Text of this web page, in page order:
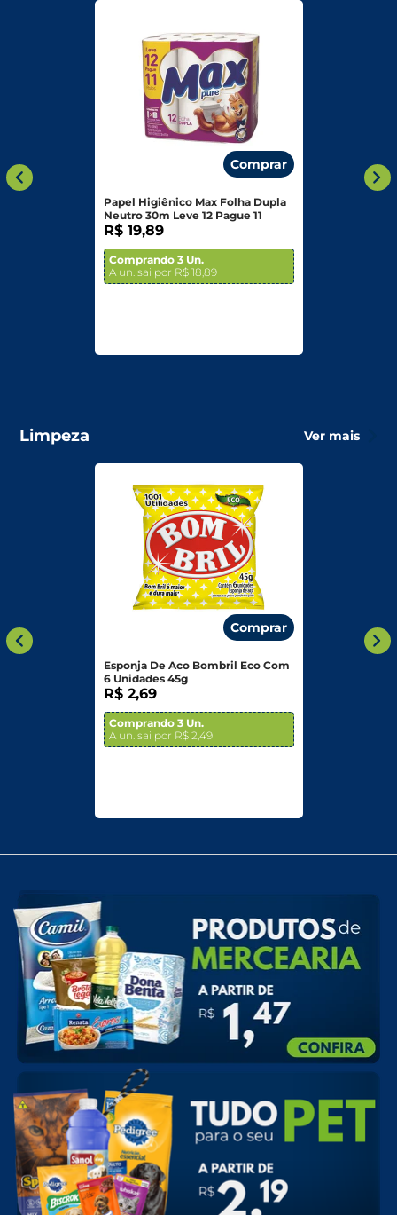
Comprar
Papel Higiênico Max Folha Dupla
Neutro 30m Leve 12 Pague 11
R$ 19,89
Comprando 3 Un.
A un. sai por R$ 18,89
Limpeza Ver mais
Comprar
Esponja De Aco Bombril Eco Com
6 Unidades 45g
R$ 2,69
Comprando 3 Un.
A un. sai por R$ 2,49